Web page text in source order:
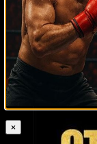
Коди Кох Muhammad
Тим Цзю Сонг
Уильямс
Брэндон Риос
Сезар Алан
×